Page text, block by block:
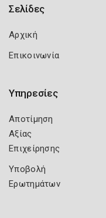
Σελίδες
Αρχική
Επικοινωνία
Υπηρεσίες
Αποτίμηση
Αξίας
Επιχείρησης
Υποβολή
Ερωτημάτων